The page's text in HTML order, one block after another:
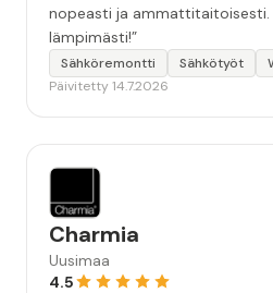
nopeasti ja
lämpimästi!”
Sähköremontti Sähkötyöt
Päivitetty 14.7.2026
Charmia
Uusimaa
4.5